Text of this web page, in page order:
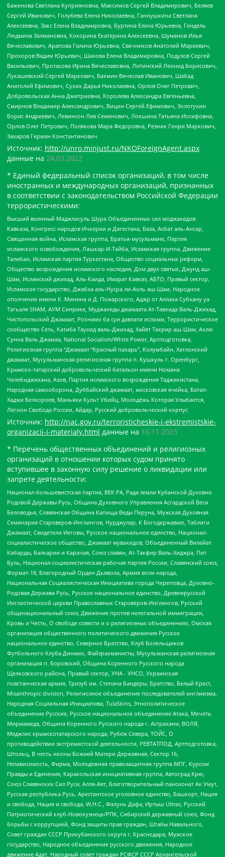
Баженова Светлана Куприяновна, Максимов Сергей Владимирович, Беляев
Сергей Иванович, Голубева Елена Николаевна, Ганнушкина Светлана
Алексеевна, Закс Елена Владимировна, Буртина Елена Юрьевна, Гендель
Людмила Залмановна, Кокорина Екатерина Алексеевна, Шуманов Илья
Вячеславович, Арапова Галина Юрьевна, Свечников Анатолий Мариевич,
Прохоров Вадим Юрьевич, Шахова Елена Владимировна, Подузов Сергей
Васильевич, Протасова Ирина Вячеславовна, Литинский Леонид Борисович,
Лукашевский Сергей Маркович, Бахмин Вячеслав Иванович, Шабад
Анатолий Ефимович, Сухих Дарья Николаевна, Орлов Олег Петрович,
Добровольская Анна Дмитриевна, Королева Александра Евгеньевна,
Смирнов Владимир Александрович, Вицин Сергей Ефимович, Золотухин
Борис Андреевич, Левинсон Лев Семенович, Локшина Татьяна Иосифовна,
Орлов Олег Петрович, Полякова Мара Федоровна, Резник Генри Маркович,
Захаров Герман Константинович
Источник: http://unro.minjust.ru/NKOForeignAgent.aspx
данные на 24.03.2022
* Единый федеральный список организаций, в том числе
иностранных и международных организаций, признанных
в соответствии с законодательством Российской Федерации
террористическими:
Высший военный Маджлисуль Шура Объединенных сил моджахедов
Кавказа, Конгресс народов Ичкерии и Дагестана, База, Асбат аль-Ансар,
Священная война, Исламская группа, Братья-мусульмане, Партия
исламского освобождения, Лашкар-И-Тайба, Исламская группа, Движение
Талибан, Исламская партия Туркестана, Общество социальных реформ,
Общество возрождения исламского наследия, Дом двух святых, Джунд аш-
Шам, Исламский джихад, Аль-Каида, Имарат Кавказ, АБТО, Правый сектор,
Исламское государство, Джабха аль-Нусра ли-Ахль аш-Шам, Народное
ополчение имени К. Минина и Д. Пожарского, Аджр от Аллаха Субхану уа
Тагьаля SHAM, АУМ Синрике, Муджахеды джамаата Ат-Тавхида Валь-Джихад,
Чистопольский Джамаат, Рохнамо ба суи давлати исломи, Террористическое
сообщество Сеть, Катиба Таухид валь-Джихад, Хайят Тахрир аш-Шам, Ахлю
Сунна Валь Джамаа, National Socialism/White Power, Артподготовка,
Религиозная группа “Джамаат “Красный пахарь”, Колумбайн, Хатлонский
джамаат, Мусульманская религиозная группа п. Кушкуль г. Оренбург,
Крымско-татарский добровольческий батальон имени Номана
Челебиджихана, Азов, Партия исламского возрождения Таджикистана,
Народная самооборона, Дуббайский джамаат, московская ячейка, Батал-
Хаджи Белхороев, Маньяки Культ Убийц, Молодёжь Которая Улыбается,
Легион Свобода России, Айдар, Русский добровольческий корпус
Источник: http://nac.gov.ru/terroristicheskie-i-ekstremistskie-
organizacii-i-materialy.html данные на 16.11.2023
* Перечень общественных объединений и религиозных
организаций в отношении которых судом принято
вступившее в законную силу решение о ликвидации или
запрете деятельности:
Национал-большевистская партия, ВЕК РА, Рада земли Кубанской Духовно
Родовой Державы Русь, Община Духовного Управления Асгардской Веси
Беловодья, Славянская Община Капища Веды Перуна, Мужская Духовная
Семинария Староверов-Инглингов, Нурджулар, К Богодержавию, Таблиги
Джамаат, Свидетели Иеговы, Русское национальное единство, Национал-
социалистическое общество, Джамаат мувахидов, Объединенный Вилайат
Кабарды, Балкарии и Карачая, Союз славян, Ат-Такфир Валь-Хиджра, Пит
Буль, Национал-социалистическая рабочая партия России, Славянский союз,
Формат-18, Благородный Орден Дьявола, Армия воли народа,
Национальная Социалистическая Инициатива города Череповца, Духовно-
Родовая Держава Русь, Русское национальное единство, Древнерусской
Инглистической церкви Православных Староверов-Инглингов, Русский
общенациональный союз, Движение против нелегальной иммиграции,
Кровь и Честь, О свободе совести и о религиозных объединениях, Омская
организация общественного политического движения Русское
национальное единство, Северное Братство, Клуб Болельщиков
Футбольного Клуба Динамо, Файзрахманисты, Мусульманская религиозная
организация п. Боровский, Община Коренного Русского народа
Щелковского района, Правый сектор, УНА - УНСО, Украинская
повстанческая армия, Тризуб им. Степана Бандеры, Братство, Белый Крест,
Misanthropic division, Религиозное объединение последователей инглиизма,
Народная Социальная Инициатива, TulaSkins, Этнополитическое
объединение Русские, Русское национальное объединение Атака, Мечеть
Мирмамеда, Община Коренного Русского народа г. Астрахани, ВОЛЯ,
Меджлис крымскотатарского народа, Рубеж Севера, ТОЙС, О
противодействии экстремистской деятельности, РЕВТАТПОД, Артподготовка,
Штольц, В честь иконы Божией Матери Державная, Сектор 16,
Независимость, Фирма, Молодежная правозащитная группа МПГ, Курсом
Правды и Единения, Каракольская инициативная группа, Автоград Крю,
Союз Славянских Сил Руси, Алля-Аят, Благотворительный пансионат Ак Умут,
Русская республика Русь, Арестантское уголовное единство, Башкорт, Нация
и свобода, Нация и свобода, W.H.С., Фалунь Дафа, Иртыш Ultras, Русский
Патриотический клуб-Новокузнецк/РПК, Сибирский державный союз, Фонд
борьбы с коррупцией, Фонд защиты прав граждан, Штабы Навального,
Совет граждан СССР Прикубанского округа г. Краснодара, Мужское
государство, Народное объединение русского движения, Народное
движение Адат, Народный совет граждан РСФСР СССР Архангельской